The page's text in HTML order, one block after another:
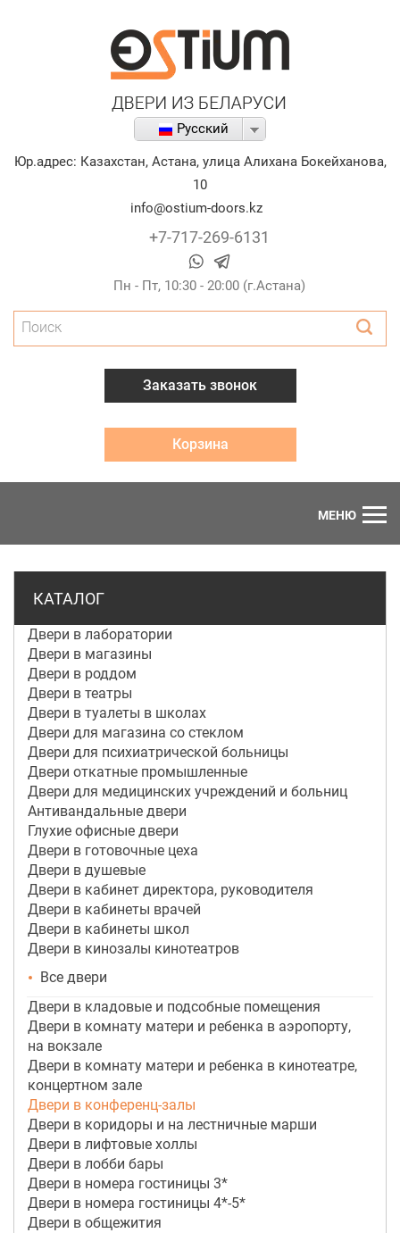
Русский
Юр.адрес: Казахстан, Астана, улица Алихана Бокейханова,
10
info@ostium-doors.kz
+7-717-269-6131
Пн - Пт, 10:30 - 20:00 (г.Астана)
Поиск
Заказать звонок
Корзина
МЕНЮ
КАТАЛОГ
Двери в лаборатории
Двери в магазины
Двери в роддом
Двери в театры
Двери в туалеты в школах
Двери для магазина со стеклом
Двери для психиатрической больницы
Двери откатные промышленные
Двери для медицинских учреждений и больниц
Антивандальные двери
Глухие офисные двери
Двери в готовочные цеха
Двери в душевые
Двери в кабинет директора, руководителя
Двери в кабинеты врачей
Двери в кабинеты школ
Двери в кинозалы кинотеатров
Все двери
Двери в кладовые и подсобные помещения
Двери в комнату матери и ребенка в аэропорту,
на вокзале
Двери в комнату матери и ребенка в кинотеатре,
концертном зале
Двери в конференц-залы
Двери в коридоры и на лестничные марши
Двери в лифтовые холлы
Двери в лобби бары
Двери в номера гостиницы 3*
Двери в номера гостиницы 4*-5*
Двери в общежития